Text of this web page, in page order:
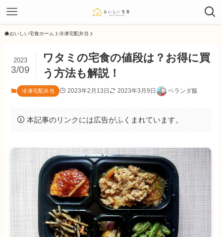
おいしい宅食ホーム 冷凍宅配弁当
ワタミの宅食の値段は？お得に買
う方法も解説！
2023
3/09
冷凍宅配弁当 2023年2月13日 2023年3月9日 ベランダ飯
本記事のリンクには広告がふくまれています。